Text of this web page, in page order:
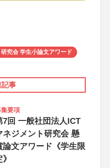
究会 学生小論文アワード
記事
要項
7回 一般社団法人ICT
ネジメント研究会 懸
論文アワード《学生限